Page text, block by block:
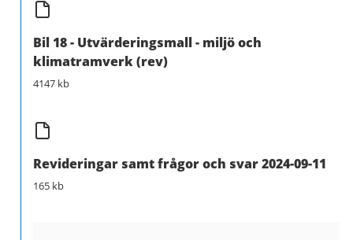
Bil 18 - Utvärderingsmall - miljö och
klimatramverk (rev)
4147 kb
Revideringar samt frågor och svar 2024-09-11
165 kb